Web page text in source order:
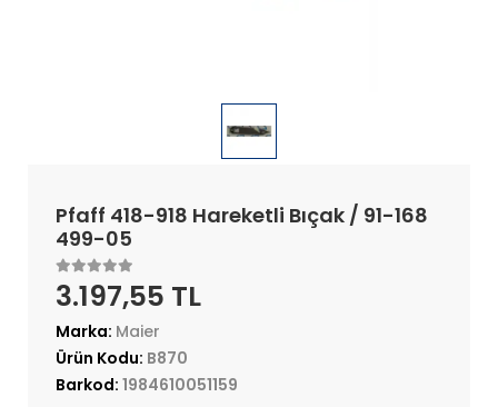
Pfaff 418-918 Hareketli Bıçak / 91-168
499-05
3.197,55 TL
Marka: Maier
Ürün Kodu: B870
Barkod: 1984610051159